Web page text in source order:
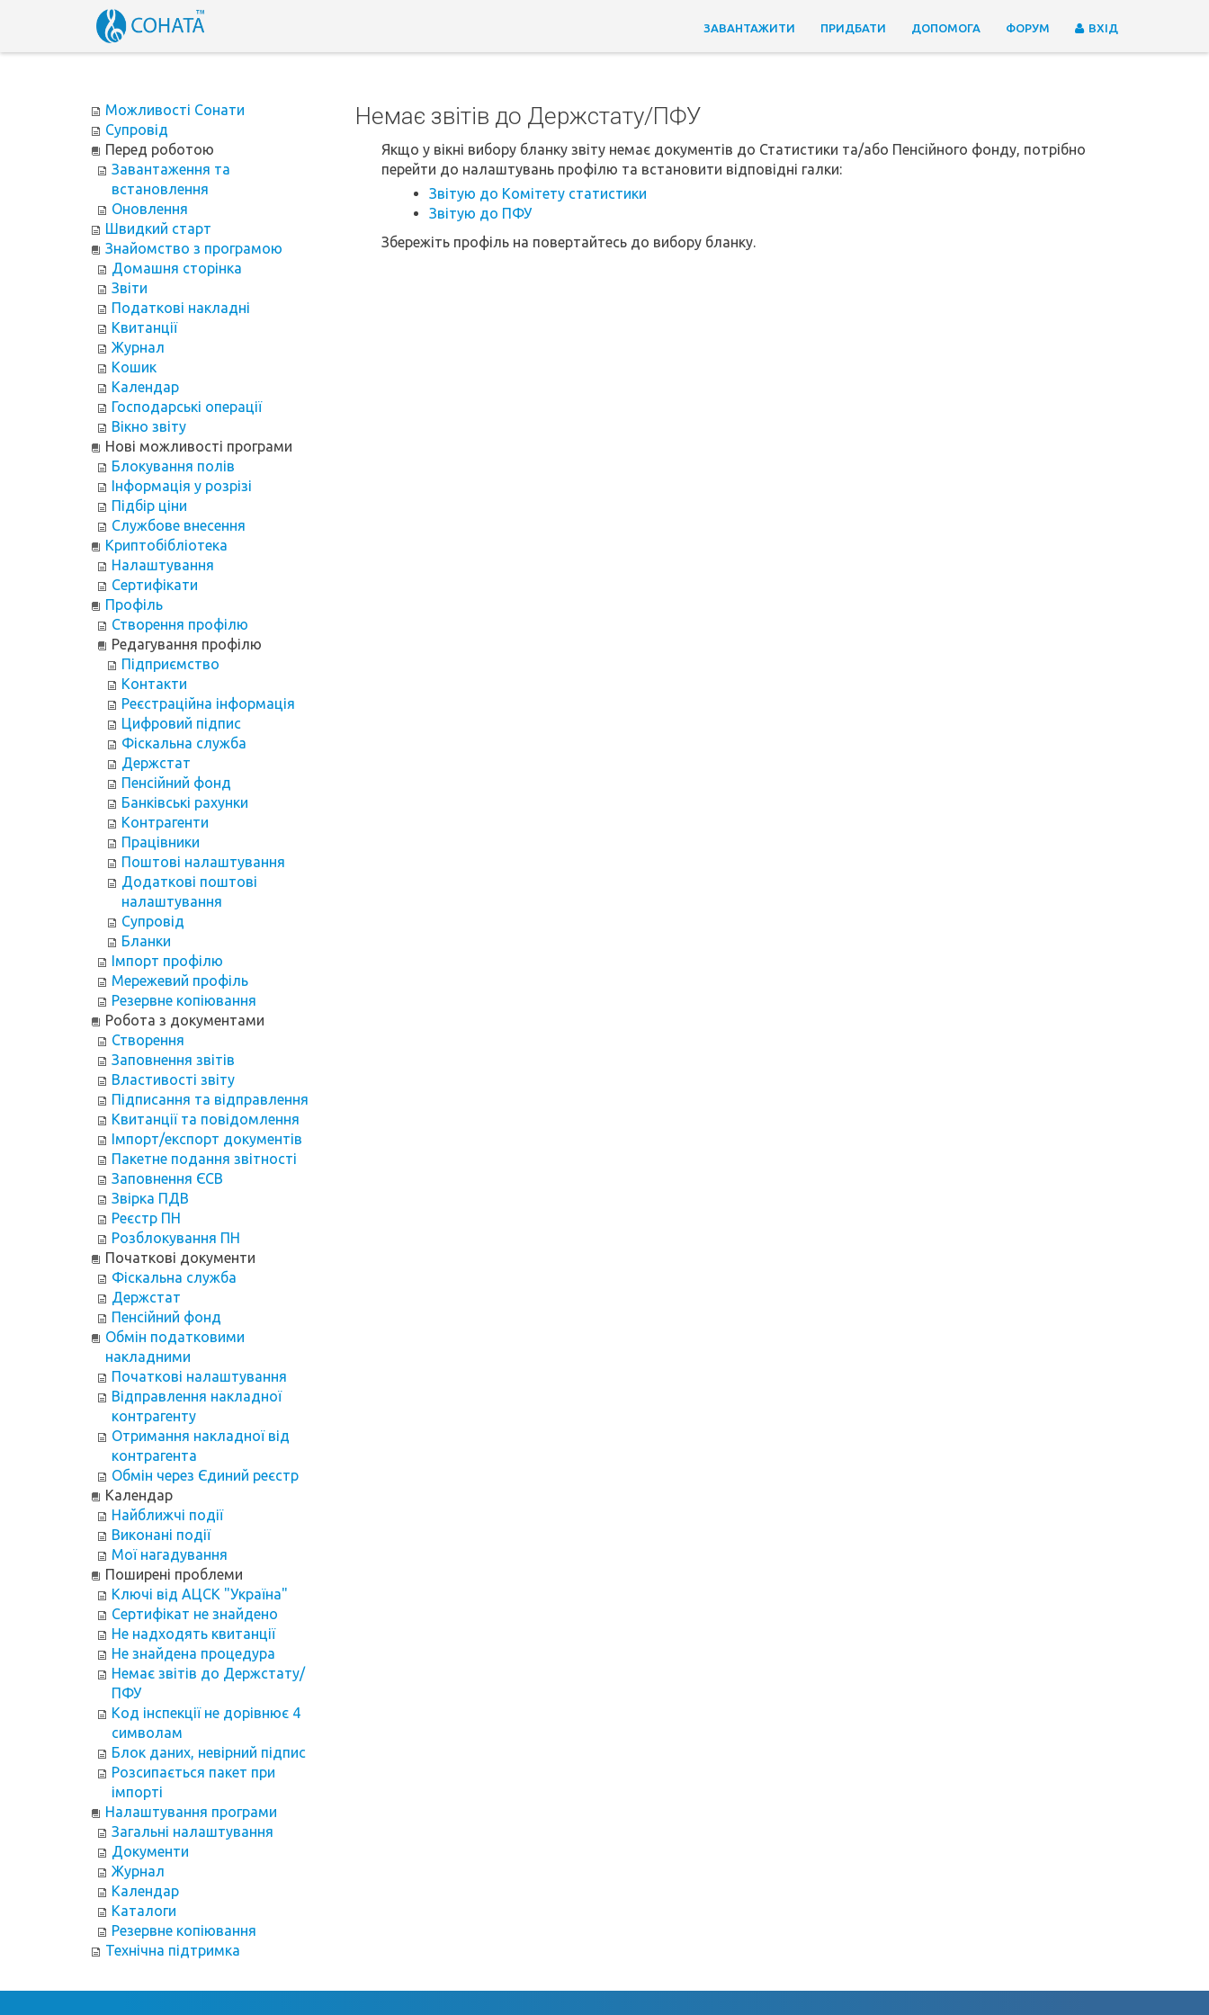
ЗАВАНТАЖИТИ ПРИДБАТИ ДОПОМОГА ФОРУМ ВХІД
Можливості Сонати
Супровід
Перед роботою
Завантаження та
встановлення
Оновлення
Швидкий старт
Знайомство з програмою
Домашня сторінка
Звіти
Податкові накладні
Квитанції
Журнал
Кошик
Календар
Господарські операції
Вікно звіту
Нові можливості програми
Блокування полів
Інформація у розрізі
Підбір ціни
Службове внесення
Криптобібліотека
Налаштування
Сертифікати
Профіль
Створення профілю
Редагування профілю
Підприємство
Контакти
Реєстраційна інформація
Цифровий підпис
Фіскальна служба
Держстат
Пенсійний фонд
Банківські рахунки
Контрагенти
Працівники
Поштові налаштування
Додаткові поштові
налаштування
Супровід
Бланки
Імпорт профілю
Мережевий профіль
Резервне копіювання
Робота з документами
Створення
Заповнення звітів
Властивості звіту
Підписання та відправлення
Квитанції та повідомлення
Імпорт/експорт документів
Пакетне подання звітності
Заповнення ЄСВ
Звірка ПДВ
Реєстр ПН
Розблокування ПН
Початкові документи
Фіскальна служба
Держстат
Пенсійний фонд
Обмін податковими
накладними
Початкові налаштування
Відправлення накладної
контрагенту
Отримання накладної від
контрагента
Обмін через Єдиний реєстр
Календар
Найближчі події
Виконані події
Мої нагадування
Поширені проблеми
Ключі від АЦСК "Україна"
Сертифікат не знайдено
Не надходять квитанції
Не знайдена процедура
Немає звітів до Держстату/
ПФУ
Код інспекції не дорівнює 4
символам
Блок даних, невірний підпис
Розсипається пакет при
імпорті
Налаштування програми
Загальні налаштування
Документи
Журнал
Календар
Каталоги
Резервне копіювання
Технічна підтримка
Немає звітів до Держстату/ПФУ
Якщо у вікні вибору бланку звіту немає документів до Статистики та/або Пенсійного фонду, потрібно
перейти до налаштувань профілю та встановити відповідні галки:
Звітую до Комітету статистики
Звітую до ПФУ
Збережіть профіль на повертайтесь до вибору бланку.